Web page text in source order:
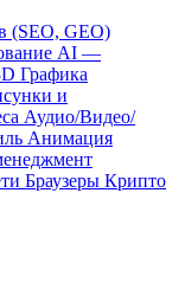
(SEO, GEO)
AI —
Графика
и
Аудио/Видео/
Анимация
Браузеры Крипто